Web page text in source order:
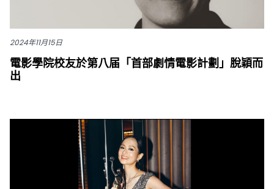
2024年11月15日
電影學院校友於第八届「首部劇情電影計劃」脫穎而
出